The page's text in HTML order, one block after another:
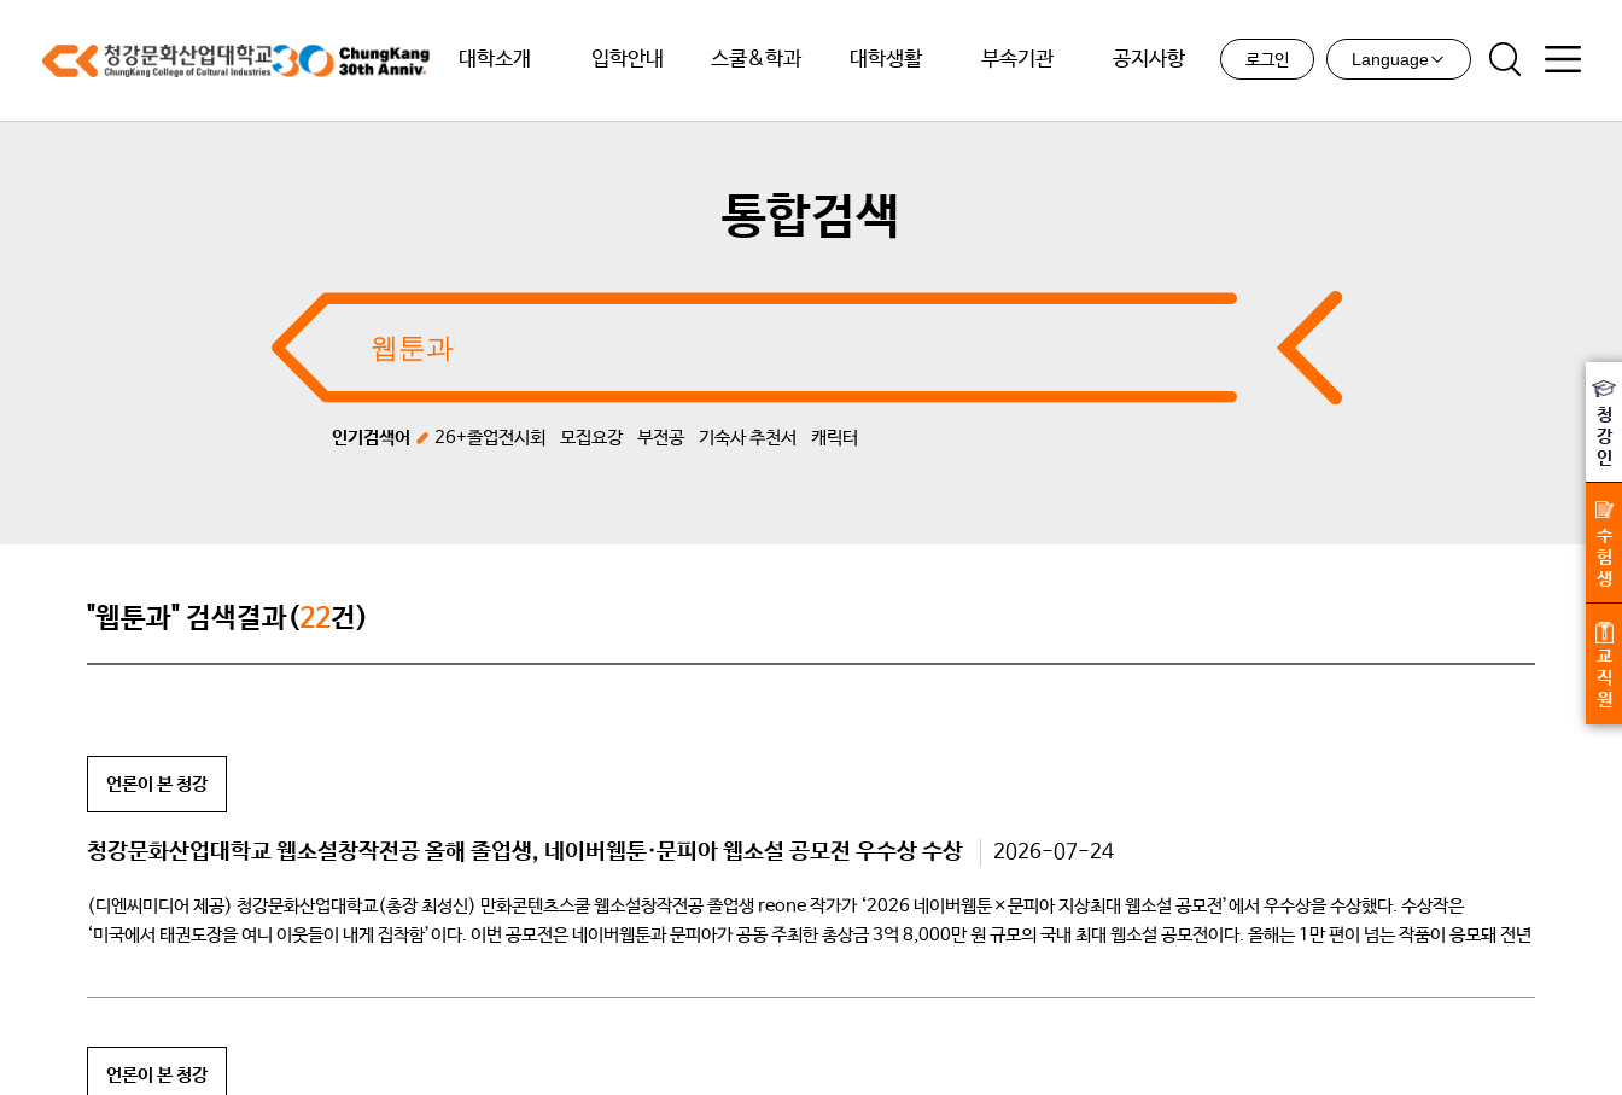
대학소개 입학안내 스쿨&학과 대학생활 부속기관 공지사항 로그인 Language
통합검색
인기검색어 26+졸업전시회 모집요강 부전공 기숙사 추천서 캐릭터
"웹툰과" 검색결과(22건)
언론이 본 청강
청강문화산업대학교 웹소설창작전공 올해 졸업생, 네이버웹툰·문피아 웹소설 공모전 우수상 수상 2026-07-24
(디엔씨미디어 제공) 청강문화산업대학교(총장 최성신) 만화콘텐츠스쿨 웹소설창작전공 졸업생 reone 작가가 ‘2026 네이버웹툰×문피아 지상최대 웹소설 공모전’에서 우수상을 수상했다. 수상작은
‘미국에서 태권도장을 여니 이웃들이 내게 집착함’이다. 이번 공모전은 네이버웹툰과 문피아가 공동 주최한 총상금 3억 8,000만 원 규모의 국내 최대 웹소설 공모전이다. 올해는 1만 편이 넘는 작품이 응모돼 전년
언론이 본 청강
청
강
인
수
험
생
교
직
원